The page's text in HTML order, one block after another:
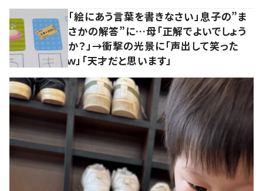
「絵にあう言葉を書きなさい」息子の”ま
さかの解答”に…母「正解でよいでしょう
か？」→衝撃の光景に「声出して笑った
ｗ」「天才だと思います」